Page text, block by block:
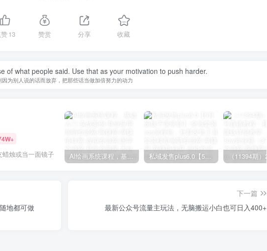
赞13 赞赏 分享 收藏
of what people said. Use that as your motivation to push harder.
因为别人说的话而放弃，把那些话当做加倍努力的动力
烛或当一面镜子 AI绘画系统课程，基础入门-实战案例-商业应用 私域发售plus6.0【5月份线下课录音】/全域套装sop流程包，社群发售工具套装模型
地都可做
下一篇
最新公众号流量主玩法，无脑搬运小白也可日入400+